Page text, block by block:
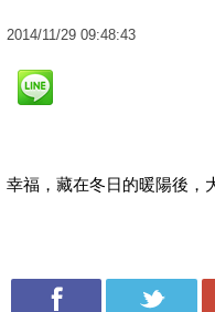
2014/11/29 09:48:43
幸福，藏在冬日的暖陽後，